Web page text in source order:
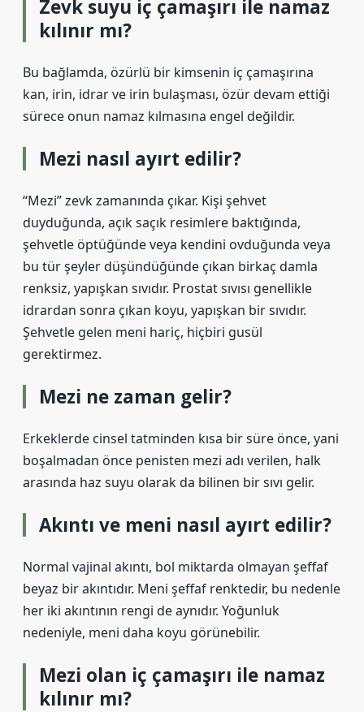
Zevk suyu iç çamaşırı ile namaz
kılınır mı?
Bu bağlamda, özürlü bir kimsenin iç çamaşırına
kan, irin, idrar ve irin bulaşması, özür devam ettiği
sürece onun namaz kılmasına engel değildir.
Mezi nasıl ayırt edilir?
“Mezi” zevk zamanında çıkar. Kişi şehvet
duyduğunda, açık saçık resimlere baktığında,
şehvetle öptüğünde veya kendini ovduğunda veya
bu tür şeyler düşündüğünde çıkan birkaç damla
renksiz, yapışkan sıvıdır. Prostat sıvısı genellikle
idrardan sonra çıkan koyu, yapışkan bir sıvıdır.
Şehvetle gelen meni hariç, hiçbiri gusül
gerektirmez.
Mezi ne zaman gelir?
Erkeklerde cinsel tatminden kısa bir süre önce, yani
boşalmadan önce penisten mezi adı verilen, halk
arasında haz suyu olarak da bilinen bir sıvı gelir.
Akıntı ve meni nasıl ayırt edilir?
Normal vajinal akıntı, bol miktarda olmayan şeffaf
beyaz bir akıntıdır. Meni şeffaf renktedir, bu nedenle
her iki akıntının rengi de aynıdır. Yoğunluk
nedeniyle, meni daha koyu görünebilir.
Mezi olan iç çamaşırı ile namaz
kılınır mı?